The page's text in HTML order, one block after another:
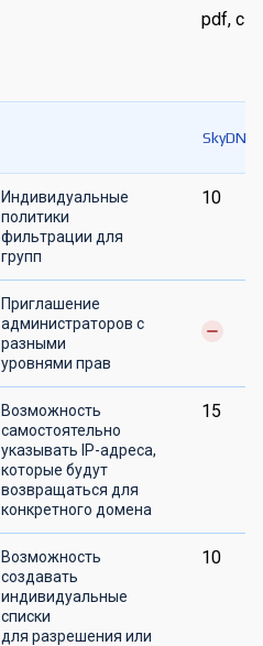
pdf, csv
Индивидуальные
политики
фильтрации для
групп
10
Приглашение
администраторов с
разными
уровнями прав
Возможность
самостоятельно
указывать IP-адреса,
которые будут
возвращаться для
конкретного домена
15
Возможность
создавать
индивидуальные
списки
для разрешения или
10